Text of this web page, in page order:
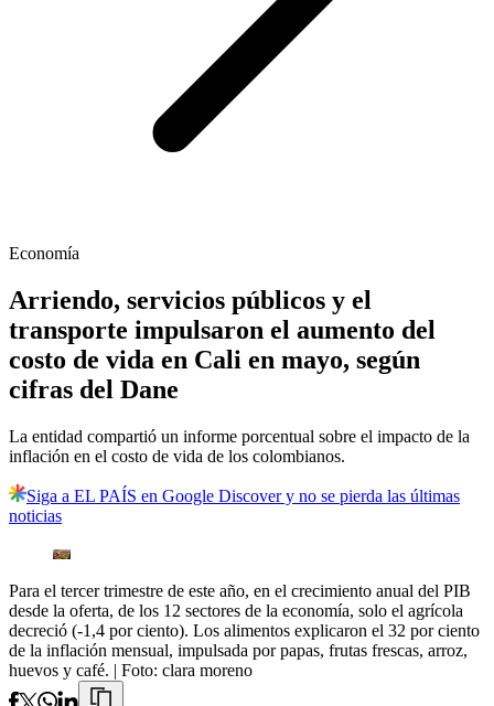
Economía
Arriendo, servicios públicos y el
transporte impulsaron el aumento del
costo de vida en Cali en mayo, según
cifras del Dane
La entidad compartió un informe porcentual sobre el impacto de la
inflación en el costo de vida de los colombianos.
Siga a EL PAÍS en Google Discover y no se pierda las últimas
noticias
Para el tercer trimestre de este año, en el crecimiento anual del PIB
desde la oferta, de los 12 sectores de la economía, solo el agrícola
decreció (-1,4 por ciento). Los alimentos explicaron el 32 por ciento
de la inflación mensual, impulsada por papas, frutas frescas, arroz,
huevos y café. | Foto: clara moreno